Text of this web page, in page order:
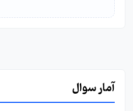
آمار سوال